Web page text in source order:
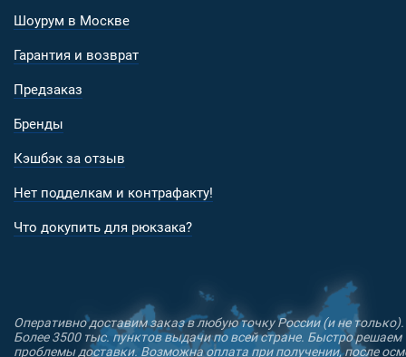
Шоурум в Москве
Гарантия и возврат
Предзаказ
Бренды
Кэшбэк за отзыв
Нет подделкам и контрафакту!
Что докупить для рюкзака?
Оперативно доставим заказ в любую точку России (и не только).
Более 3500 тыс. пунктов выдачи по всей стране. Быстро решаем
проблемы доставки. Возможна оплата при получении, после